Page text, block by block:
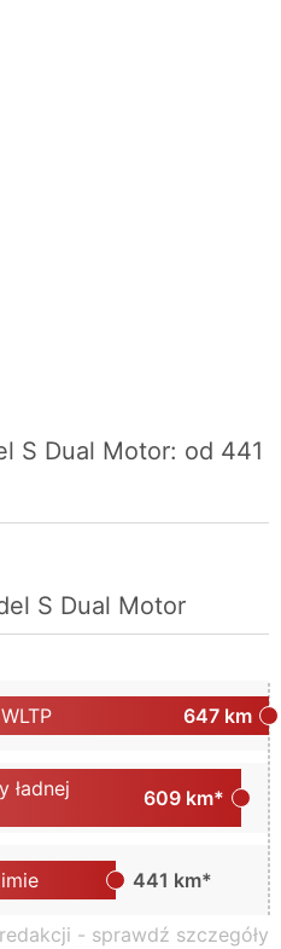
S Dual Motor: od 441
S Dual Motor
647 km
ładnej
609 km*
441 km*
- sprawdź szczegóły